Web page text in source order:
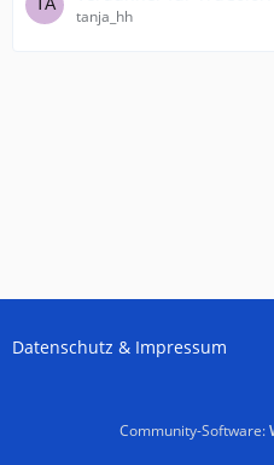
tanja_hh
Datenschutz & Impressum
Community-Software: